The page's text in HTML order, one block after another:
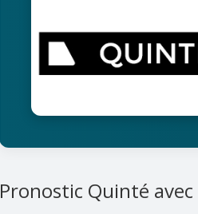
Pronostic Quinté avec